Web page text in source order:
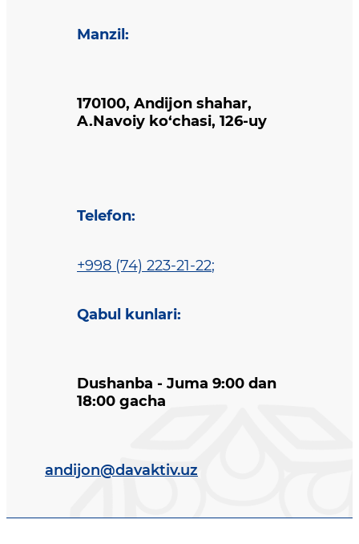
Manzil :
170100, Andijon shahar,
A.Navoiy ko‘chasi, 126-uy
Telefon:
+998 (74) 223-21-22;
Qabul kunlari:
Dushanba - Juma 9:00 dan
18:00 gacha
andijon@davaktiv.uz